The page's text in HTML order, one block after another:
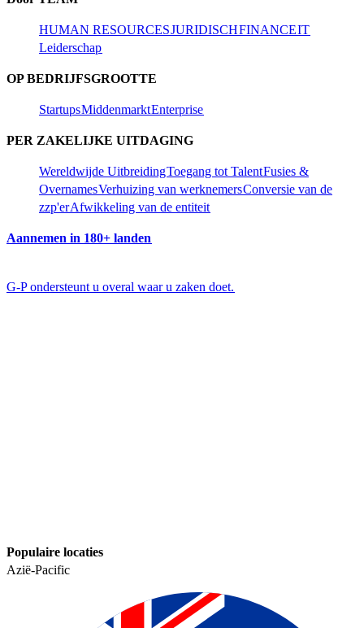
HUMAN RESOURCES​​JURIDISCH​​FINANCE​​IT​​
Leiderschap​​
OP BEDRIJFSGROOTTE​​
Startups​​Middenmarkt​​Enterprise​​
PER ZAKELIJKE UITDAGING​​
Wereldwijde Uitbreiding​​Toegang tot Talent​​Fusies &
Overnames​​Verhuizing van werknemers​​Conversie van de
zzp'er​​Afwikkeling van de entiteit​​
Aannemen in 180+ landen​​
G-P ondersteunt u overal waar u zaken doet.​​
Populaire locaties​​
Azië-Pacific​​